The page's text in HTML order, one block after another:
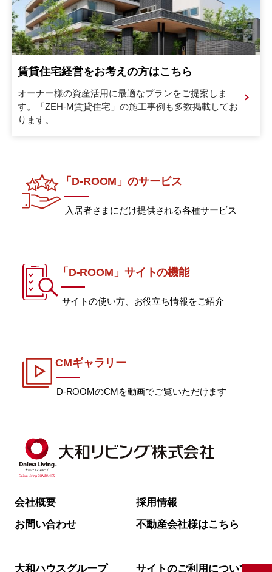
賃貸住宅経営をお考えの方はこちら
オーナー様の資産活用に最適なプランをご提案しま
す。
「ZEH-M賃貸住宅」の施工事例も多数掲載してお
ります。
「D-ROOM」のサービス
入居者さまにだけ提供される各種サービス
「D-ROOM」サイトの機能
サイトの使い方、お役立ち情報をご紹介
CMギャラリー
D-ROOMのCMを動画でご覧いただけます
会社概要
採用情報
お問い合わせ
不動産会社様はこちら
大和ハウスグループ サイトのご利用について